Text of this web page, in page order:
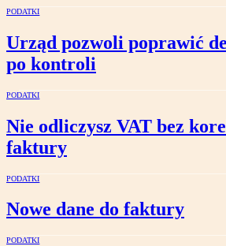
PODATKI
Urząd pozwoli poprawić
po kontroli
PODATKI
Nie odliczysz VAT bez
faktury
PODATKI
Nowe dane do faktury
PODATKI